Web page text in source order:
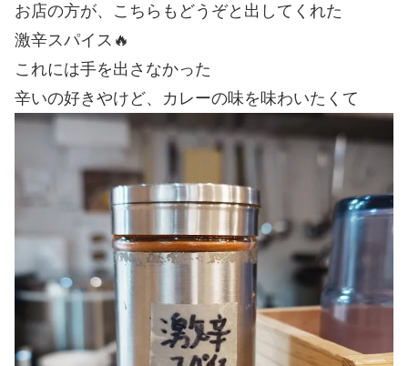
お店の方が、こちらもどうぞと出してくれた
激辛スパイス🔥
これには手を出さなかった
辛いの好きやけど、カレーの味を味わいたくて